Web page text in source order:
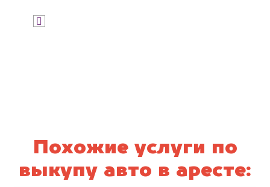
Похожие услуги по
выкупу авто в аресте: